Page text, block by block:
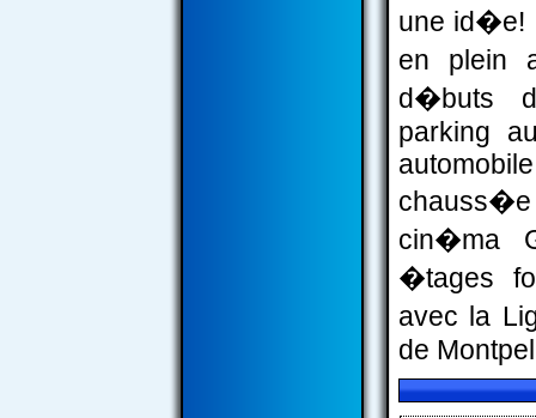
une id�e!
en plein
d�buts
parking
cin�ma
�tages
avec la
de